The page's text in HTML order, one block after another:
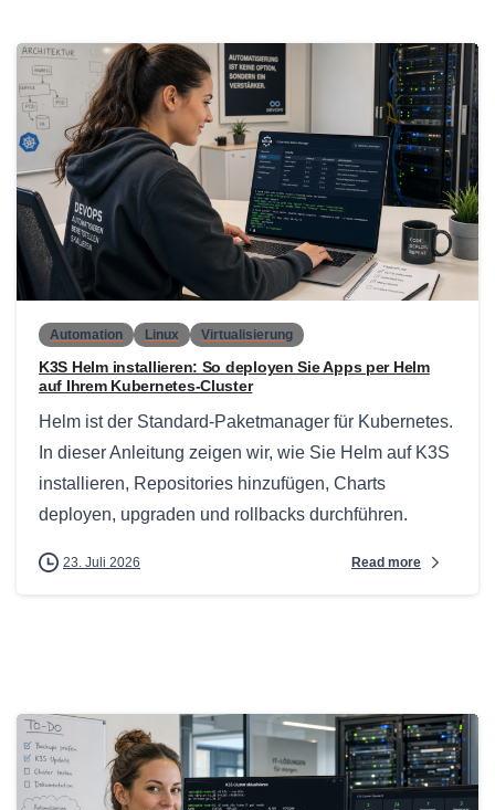
0
Automation Linux Virtualisierung
K3S Helm installieren: So deployen Sie Apps per Helm
auf Ihrem Kubernetes-Cluster
Helm ist der Standard-Paketmanager für Kubernetes.
In dieser Anleitung zeigen wir, wie Sie Helm auf K3S
installieren, Repositories hinzufügen, Charts
deployen, upgraden und rollbacks durchführen.
23. Juli 2026 Read more